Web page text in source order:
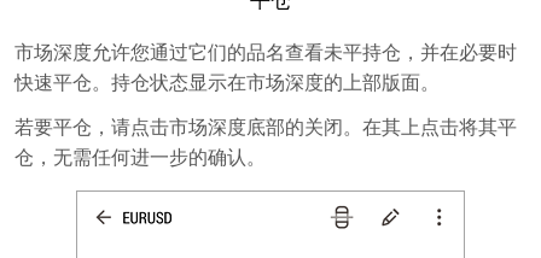
市场深度允许您通过它们的品名查看未平持仓，并在必要时
快速平仓。持仓状态显示在市场深度的上部版面。
若要平仓，请点击市场深度底部的关闭。在其上点击将其平
仓，无需任何进一步的确认。